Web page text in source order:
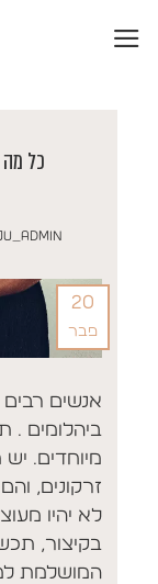
כל
20
פבר
אנשים
ביהלומים .
מיוחדים.
זרקונים,
לא יהיו
בקיצור,
המושלמת